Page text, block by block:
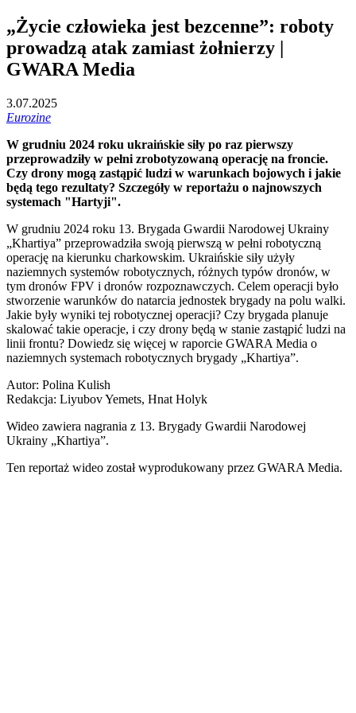
„Życie człowieka jest bezcenne”: roboty
prowadzą atak zamiast żołnierzy |
GWARA Media
3.07.2025
Eurozine
W grudniu 2024 roku ukraińskie siły po raz pierwszy
przeprowadziły w pełni zrobotyzowaną operację na froncie.
Czy drony mogą zastąpić ludzi w warunkach bojowych i jakie
będą tego rezultaty? Szczegóły w reportażu o najnowszych
systemach "Hartyji".
W grudniu 2024 roku 13. Brygada Gwardii Narodowej Ukrainy
„Khartiya” przeprowadziła swoją pierwszą w pełni robotyczną
operację na kierunku charkowskim. Ukraińskie siły użyły
naziemnych systemów robotycznych, różnych typów dronów, w
tym dronów FPV i dronów rozpoznawczych. Celem operacji było
stworzenie warunków do natarcia jednostek brygady na polu walki.
Jakie były wyniki tej robotycznej operacji? Czy brygada planuje
skalować takie operacje, i czy drony będą w stanie zastąpić ludzi na
linii frontu? Dowiedz się więcej w raporcie GWARA Media o
naziemnych systemach robotycznych brygady „Khartiya”.
Autor: Polina Kulish
Redakcja: Liyubov Yemets, Hnat Holyk
Wideo zawiera nagrania z 13. Brygady Gwardii Narodowej
Ukrainy „Khartiya”.
Ten reportaż wideo został wyprodukowany przez GWARA Media.